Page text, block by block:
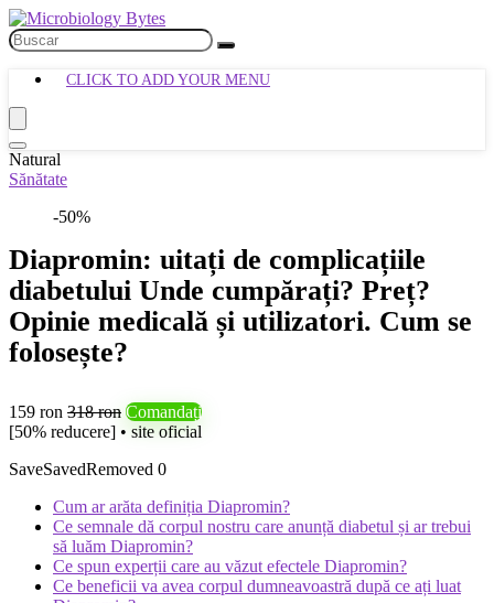
CLICK TO ADD YOUR MENU
Natural
Sănătate
-50%
Diapromin: uitați de complicațiile
diabetului Unde cumpărați? Preț?
Opinie medicală și utilizatori. Cum se
folosește?
159 ron 318 ron Comandați
[50% reducere] • site oficial
SaveSavedRemoved 0
Cum ar arăta definiția Diapromin?
Ce semnale dă corpul nostru care anunță diabetul și ar trebui
să luăm Diapromin?
Ce spun experții care au văzut efectele Diapromin?
Ce beneficii va avea corpul dumneavoastră după ce ați luat